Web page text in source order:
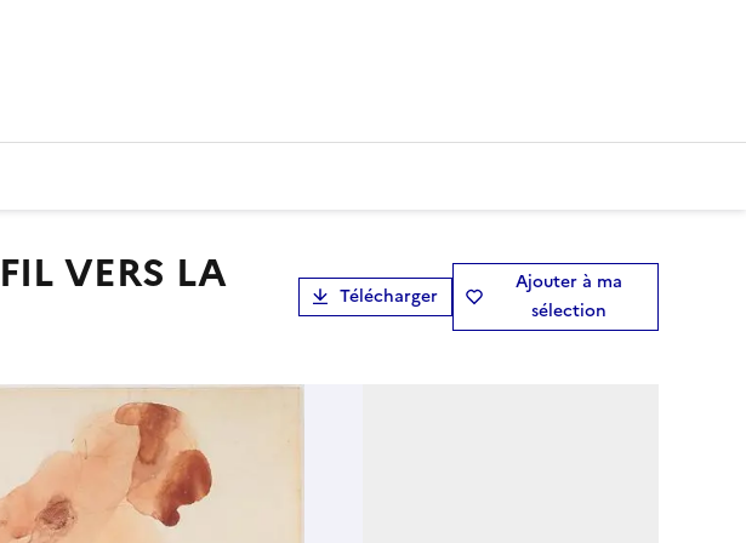
Télécharger
Ajouter à ma
sélection